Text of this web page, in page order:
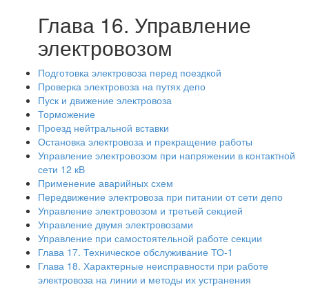
Глава 16. Управление
электровозом
Подготовка электровоза перед поездкой
Проверка электровоза на путях депо
Пуск и движение электровоза
Торможение
Проезд нейтральной вставки
Остановка электровоза и прекращение работы
Управление электровозом при напряжении в контактной
сети 12 кВ
Применение аварийных схем
Передвижение электровоза при питании от сети депо
Управление электровозом и третьей секцией
Управление двумя электровозами
Управление при самостоятельной работе секции
Глава 17. Техническое обслуживание ТО-1
Глава 18. Характерные неисправности при работе
электровоза на линии и методы их устранения